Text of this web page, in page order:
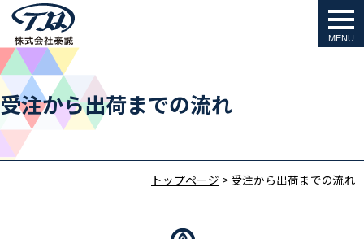
受注から出荷までの流れ
トップページ > 受注から出荷までの流れ